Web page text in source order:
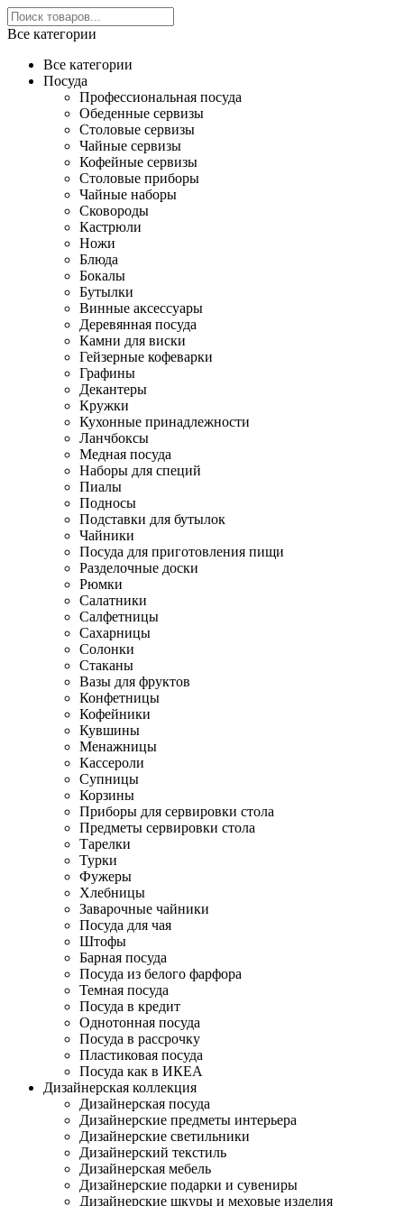
Все категории
Все категории
Посуда
Профессиональная посуда
Обеденные сервизы
Столовые сервизы
Чайные сервизы
Кофейные сервизы
Столовые приборы
Чайные наборы
Сковороды
Кастрюли
Ножи
Блюда
Бокалы
Бутылки
Винные аксессуары
Деревянная посуда
Камни для виски
Гейзерные кофеварки
Графины
Декантеры
Кружки
Кухонные принадлежности
Ланчбоксы
Медная посуда
Наборы для специй
Пиалы
Подносы
Подставки для бутылок
Чайники
Посуда для приготовления пищи
Разделочные доски
Рюмки
Салатники
Салфетницы
Сахарницы
Солонки
Стаканы
Вазы для фруктов
Конфетницы
Кофейники
Кувшины
Менажницы
Кассероли
Супницы
Корзины
Приборы для сервировки стола
Предметы сервировки стола
Тарелки
Турки
Фужеры
Хлебницы
Заварочные чайники
Посуда для чая
Штофы
Барная посуда
Посуда из белого фарфора
Темная посуда
Посуда в кредит
Однотонная посуда
Посуда в рассрочку
Пластиковая посуда
Посуда как в ИКЕА
Дизайнерская коллекция
Дизайнерская посуда
Дизайнерские предметы интерьера
Дизайнерские светильники
Дизайнерский текстиль
Дизайнерская мебель
Дизайнерские подарки и сувениры
Дизайнерские шкуры и меховые изделия